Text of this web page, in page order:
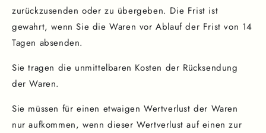
zurückzusenden oder zu übergeben. Die Frist ist
gewahrt, wenn Sie die Waren vor Ablauf der Frist von 14
Tagen absenden.
Sie tragen die unmittelbaren Kosten der Rücksendung
der Waren.
Sie müssen für einen etwaigen Wertverlust der Waren
nur aufkommen, wenn dieser Wertverlust auf einen zur